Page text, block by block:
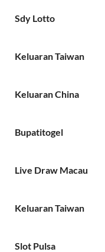
Sdy Lotto
Keluaran Taiwan
Keluaran China
Bupatitogel
Live Draw Macau
Keluaran Taiwan
Slot Pulsa